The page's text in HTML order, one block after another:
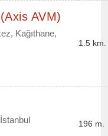
AVM)
Kağıthane,
1.5 km.
196 m.